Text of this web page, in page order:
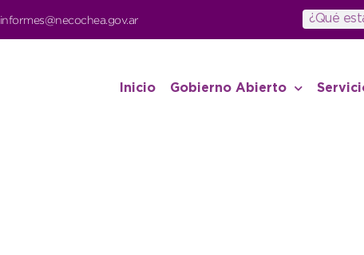
informes@necochea.gov.ar
Inicio Gobierno Abierto